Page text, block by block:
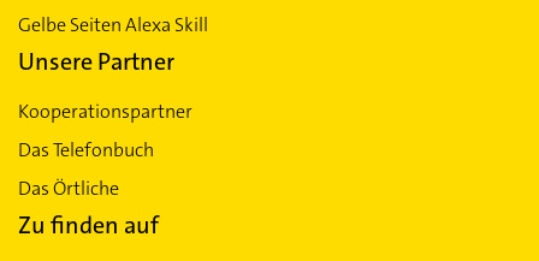
Gelbe Seiten Alexa Skill
Unsere Partner
Kooperationspartner
Das Telefonbuch
Das Örtliche
Zu finden auf